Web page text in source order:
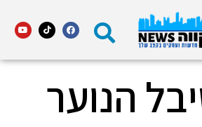
הנוער